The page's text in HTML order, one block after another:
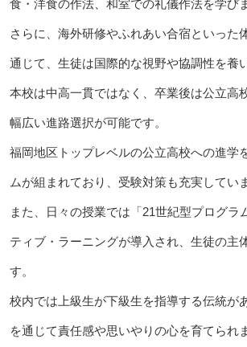
食・洋食の作法、和室での礼儀作法を学び
さらに、海外研修やふれあい合宿といった
通じて、生徒は国際的な視野や協調性を養
本校は中高一貫ではなく、卒業後は公立高
幅広い進路選択が可能です。
福岡地区トップレベルの公立高校への進学
ムが組まれており、受験対策も充実してい
また、日々の授業では「21世紀型プログラ
ティブ・ラーニングが導入され、生徒の主
す。
校内では上級生が下級生を指導する伝統が
を通じて責任感や思いやりの心を育てられ